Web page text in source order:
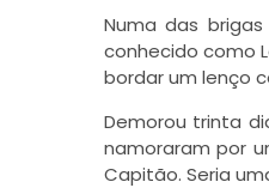
Numa das
conhecido como
bordar um lenço
Demorou trinta
namoraram por
Capitão. Seria